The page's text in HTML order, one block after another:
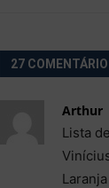
27
Arthur
Lista
Laranja